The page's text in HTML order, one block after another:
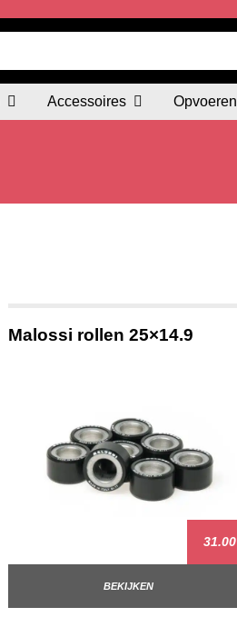
Accessoires Opvoeren
Malossi rollen 25×14.9
31.00
BEKIJKEN